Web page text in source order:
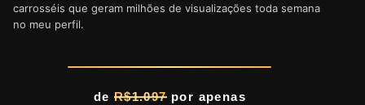
carrosséis que geram milhões de visualizações toda semana
no meu perfil.
de R$1.097por apenas